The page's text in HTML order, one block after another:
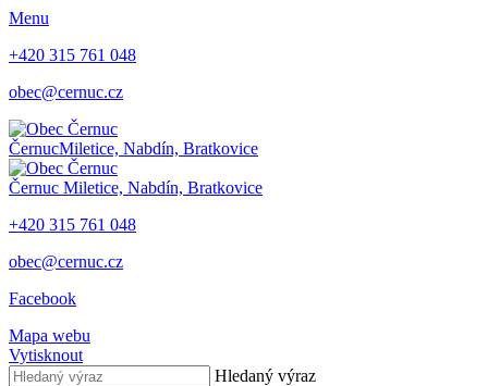
Menu
+420 315 761 048
obec@cernuc.cz
ČernucMiletice, Nabdín, Bratkovice
Černuc Miletice, Nabdín, Bratkovice
+420 315 761 048
obec@cernuc.cz
Facebook
Mapa webu
Vytisknout
Hledaný výraz